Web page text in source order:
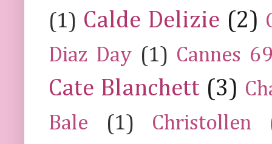
(1) Calde Delizie (2)
Diaz Day (1) Cannes
Cate Blanchett (3)
Bale
(1) Christollen